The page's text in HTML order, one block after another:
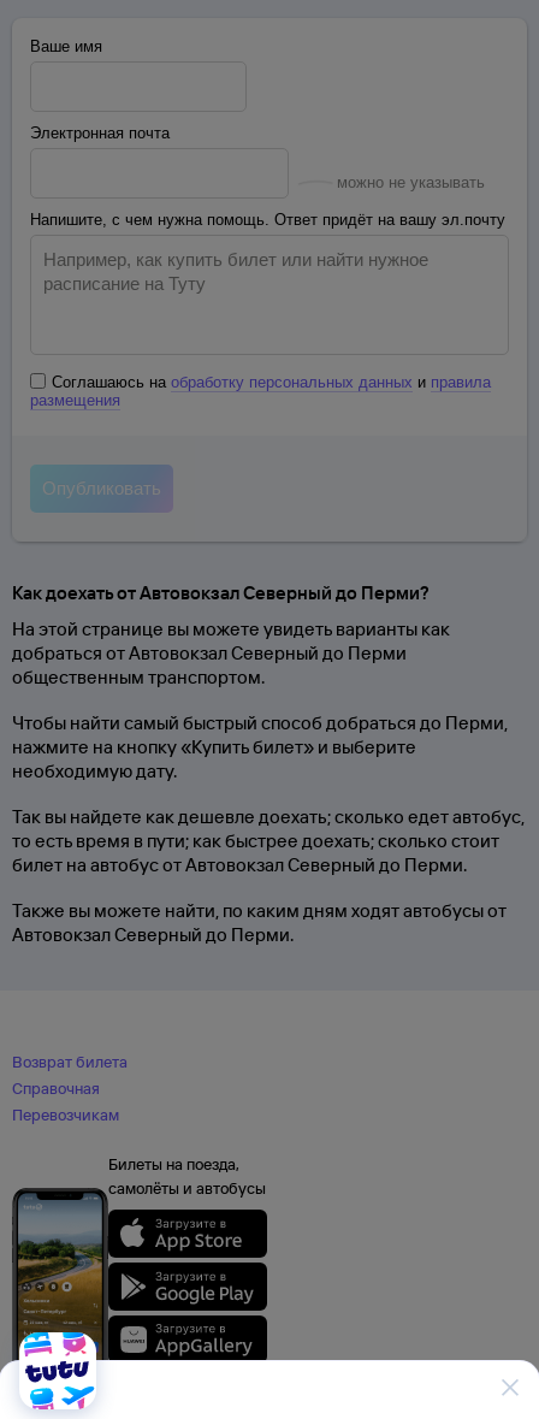
Ваше имя
Электронная почта
можно не указывать
Напишите, с чем нужна помощь. Ответ придёт на вашу эл.почту
Соглашаюсь на обработку персональных данных и правила
размещения
Как доехать от Автовокзал Северный до Перми?
На этой странице вы можете увидеть варианты как
добраться от Автовокзал Северный до Перми
общественным транспортом.
Чтобы найти самый быстрый способ добраться до Перми,
нажмите на кнопку «Купить билет» и выберите
необходимую дату.
Так вы найдете как дешевле доехать; сколько едет автобус,
то есть время в пути; как быстрее доехать; сколько стоит
билет на автобус от Автовокзал Северный до Перми.
Также вы можете найти, по каким дням ходят автобусы от
Автовокзал Северный до Перми.
Возврат билета
Справочная
Перевозчикам
Билеты на поезда,
самолёты и автобусы